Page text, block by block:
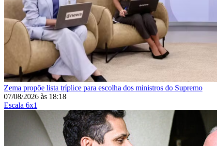
Zema propõe lista tríplice para escolha dos ministros do Supremo
07/08/2026 às 18:18
Escala 6x1